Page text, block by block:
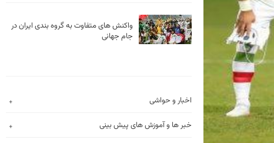
واکنش های متفاوت به گروه بندی ایران در
جام جهانی
اخبار و حواشی
خبر ها و آموزش های پیش بینی